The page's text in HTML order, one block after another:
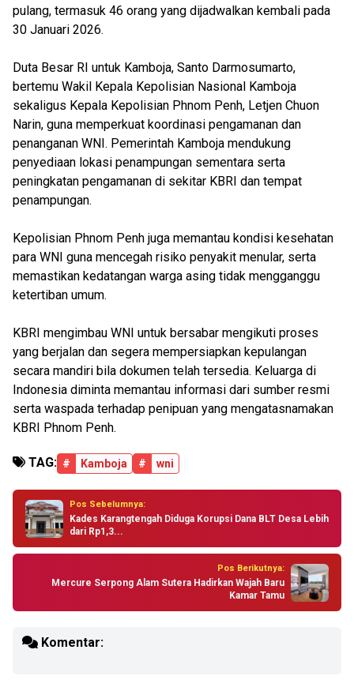
pulang, termasuk 46 orang yang dijadwalkan kembali pada
30 Januari 2026.
Duta Besar RI untuk Kamboja, Santo Darmosumarto,
bertemu Wakil Kepala Kepolisian Nasional Kamboja
sekaligus Kepala Kepolisian Phnom Penh, Letjen Chuon
Narin, guna memperkuat koordinasi pengamanan dan
penanganan WNI. Pemerintah Kamboja mendukung
penyediaan lokasi penampungan sementara serta
peningkatan pengamanan di sekitar KBRI dan tempat
penampungan.
Kepolisian Phnom Penh juga memantau kondisi kesehatan
para WNI guna mencegah risiko penyakit menular, serta
memastikan kedatangan warga asing tidak mengganggu
ketertiban umum.
KBRI mengimbau WNI untuk bersabar mengikuti proses
yang berjalan dan segera mempersiapkan kepulangan
secara mandiri bila dokumen telah tersedia. Keluarga di
Indonesia diminta memantau informasi dari sumber resmi
serta waspada terhadap penipuan yang mengatasnamakan
KBRI Phnom Penh.
TAG: # Kamboja # wni
Pos Sebelumnya:
Kades Karangtengah Diduga Korupsi Dana BLT Desa Lebih
dari Rp1,3...
Pos Berikutnya:
Mercure Serpong Alam Sutera Hadirkan Wajah Baru
Kamar Tamu
Komentar: